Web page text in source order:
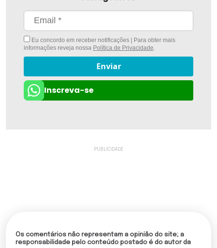
Eu concordo em receber notificações | Para obter mais
informações reveja nossa Política de Privacidade
Enviar
Inscreva-se
Os comentários não representam a opinião do site; a
responsabilidade pelo conteúdo postado é do autor da